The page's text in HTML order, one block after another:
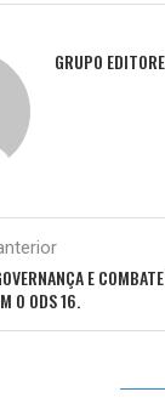
GRUPO
E
O ODS 16.